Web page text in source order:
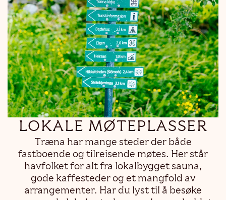
LOKALE MØTEPLASSER
Træna har mange steder der både
fastboende og tilreisende møtes. Her står
havfolket for alt fra lokalbygget sauna,
gode kaffesteder og et mangfold av
arrangementer. Har du lyst til å besøke